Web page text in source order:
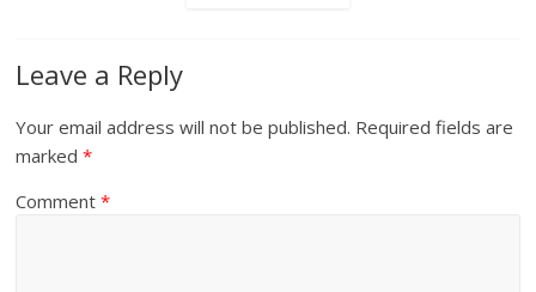
Leave a Reply
Your email address will not be published. Required fields are
marked*
Comment*